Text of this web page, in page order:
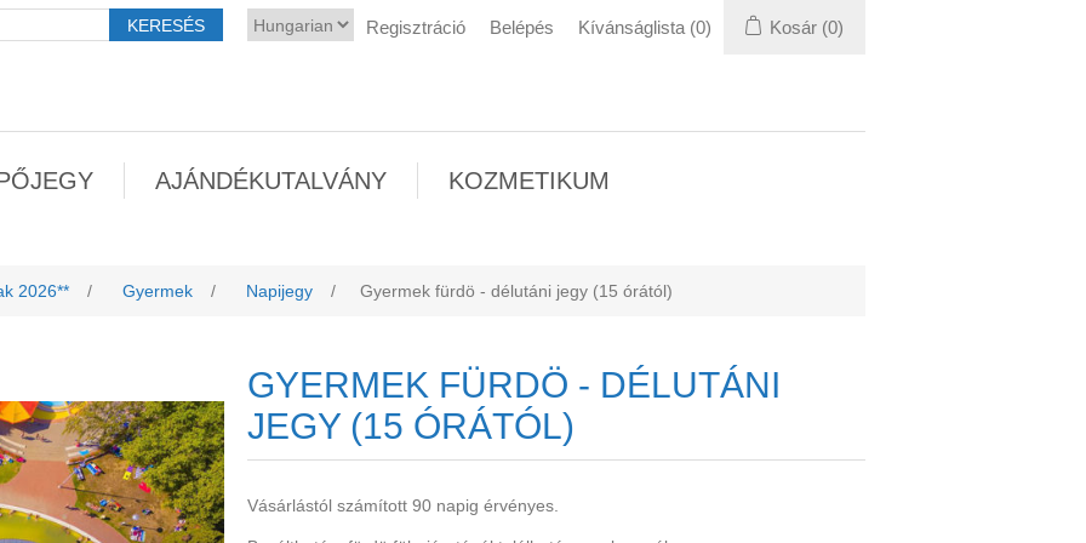
Regisztráció Belépés Kívánságlista (0) Kosár (0)
AJÁNDÉKUTALVÁNY KOZMETIKUM
2026** / Gyermek / Napijegy / Gyermek fürdö - délutáni jegy (15 órától)
GYERMEK FÜRDÖ - DÉLUTÁNI
JEGY (15 ÓRÁTÓL)
Vásárlástól számított 90 napig érvényes.